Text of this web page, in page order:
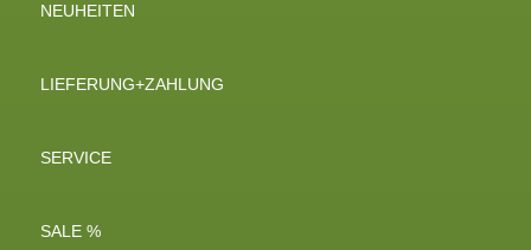
NEUHEITEN
LIEFERUNG+ZAHLUNG
SERVICE
SALE %